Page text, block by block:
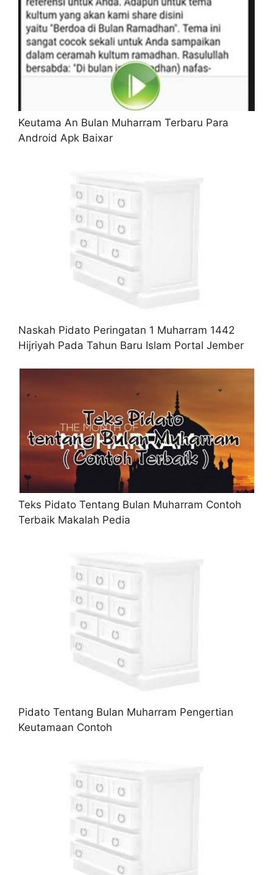
Keutama An Bulan Muharram Terbaru Para
Android Apk Baixar
Naskah Pidato Peringatan 1 Muharram 1442
Hijriyah Pada Tahun Baru Islam Portal Jember
Teks Pidato Tentang Bulan Muharram Contoh
Terbaik Makalah Pedia
Pidato Tentang Bulan Muharram Pengertian
Keutamaan Contoh